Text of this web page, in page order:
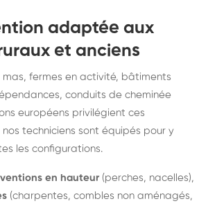
adaptée aux
et anciens
mas, fermes en activité, bâtiments
conduits de cheminée
européens privilégient ces
techniciens sont équipés pour y
les configurations.
en hauteur (perches, nacelles),
(charpentes, combles non aménagés,